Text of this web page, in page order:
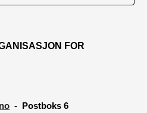
FOR
- Postboks 6